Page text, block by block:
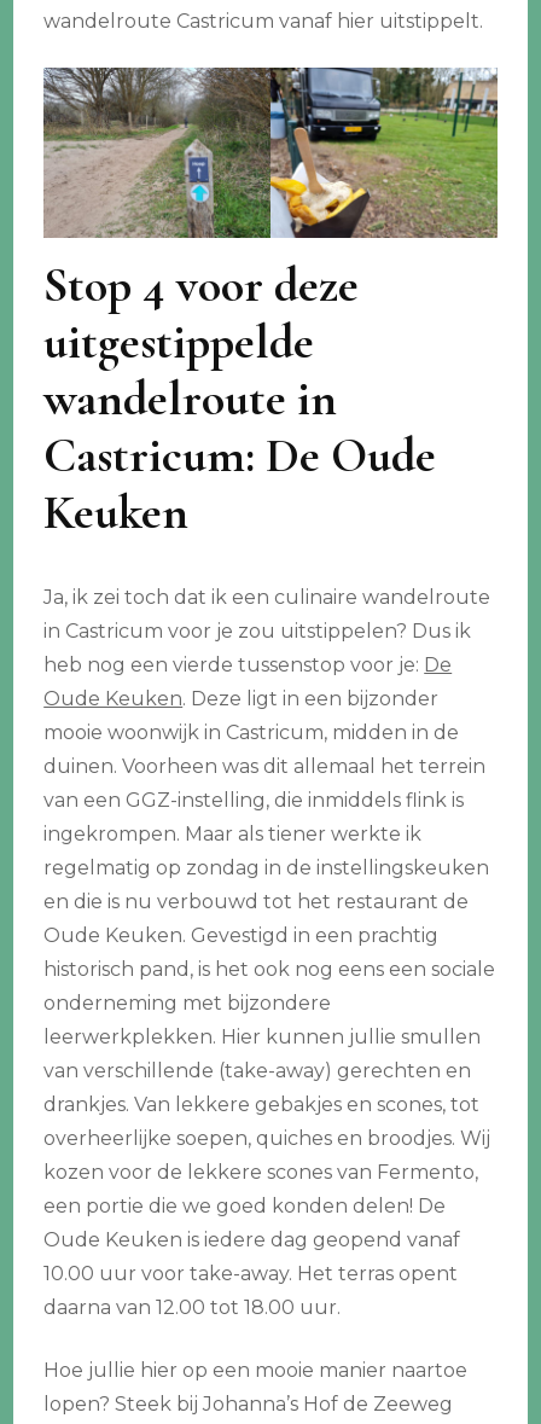
wandelroute Castricum vanaf hier uitstippelt.
Stop 4 voor deze
uitgestippelde
wandelroute in
Castricum: De Oude
Keuken
Ja, ik zei toch dat ik een culinaire wandelroute
in Castricum voor je zou uitstippelen? Dus ik
heb nog een vierde tussenstop voor je: De
Oude Keuken. Deze ligt in een bijzonder
mooie woonwijk in Castricum, midden in de
duinen. Voorheen was dit allemaal het terrein
van een GGZ-instelling, die inmiddels flink is
ingekrompen. Maar als tiener werkte ik
regelmatig op zondag in de instellingskeuken
en die is nu verbouwd tot het restaurant de
Oude Keuken. Gevestigd in een prachtig
historisch pand, is het ook nog eens een sociale
onderneming met bijzondere
leerwerkplekken. Hier kunnen jullie smullen
van verschillende (take-away) gerechten en
drankjes. Van lekkere gebakjes en scones, tot
overheerlijke soepen, quiches en broodjes. Wij
kozen voor de lekkere scones van Fermento,
een portie die we goed konden delen! De
Oude Keuken is iedere dag geopend vanaf
10.00 uur voor take-away. Het terras opent
daarna van 12.00 tot 18.00 uur.
Hoe jullie hier op een mooie manier naartoe
lopen? Steek bij Johanna’s Hof de Zeeweg